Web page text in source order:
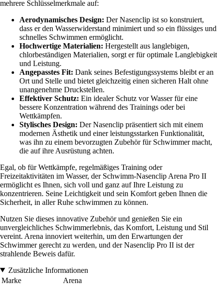
mehrere Schlüsselmerkmale auf:
Aerodynamisches Design: Der Nasenclip ist so konstruiert,
dass er den Wasserwiderstand minimiert und so ein flüssiges und
schnelles Schwimmen ermöglicht.
Hochwertige Materialien: Hergestellt aus langlebigen,
chlorbeständigen Materialien, sorgt er für optimale Langlebigkeit
und Leistung.
Angepasstes Fit: Dank seines Befestigungssystems bleibt er an
Ort und Stelle und bietet gleichzeitig einen sicheren Halt ohne
unangenehme Druckstellen.
Effektiver Schutz: Ein idealer Schutz vor Wasser für eine
bessere Konzentration während des Trainings oder bei
Wettkämpfen.
Stylisches Design: Der Nasenclip präsentiert sich mit einem
modernen Ästhetik und einer leistungsstarken Funktionalität,
was ihn zu einem bevorzugten Zubehör für Schwimmer macht,
die auf ihre Ausrüstung achten.
Egal, ob für Wettkämpfe, regelmäßiges Training oder
Freizeitaktivitäten im Wasser, der Schwimm-Nasenclip Arena Pro II
ermöglicht es Ihnen, sich voll und ganz auf Ihre Leistung zu
konzentrieren. Seine Leichtigkeit und sein Komfort geben Ihnen die
Sicherheit, in aller Ruhe schwimmen zu können.
Nutzen Sie dieses innovative Zubehör und genießen Sie ein
unvergleichliches Schwimmerlebnis, das Komfort, Leistung und Stil
vereint. Arena innoviert weiterhin, um den Erwartungen der
Schwimmer gerecht zu werden, und der Nasenclip Pro II ist der
strahlende Beweis dafür.
Zusätzliche Informationen
Marke
Arena